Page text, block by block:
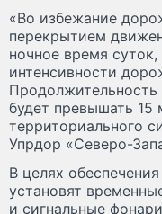
«Во избежание
перекрытием
ночное время
интенсивности
будет превышать 15
территориального
Упрдор «Северо-
В целях
установят
и сигнальные